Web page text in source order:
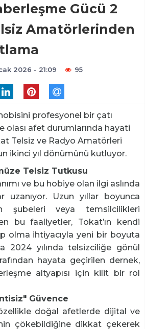
Gücü 2
Amatörlerinden
2026 - 21:09 95
profesyonel bir çatı
olası afet durumlarında hayati
Telsiz ve Radyo Amatörleri
ikinci yıl dönümünü kutluyor.
Telsiz Tutkusu
ve bu hobiye olan ilgi aslında
uzanıyor. Uzun yıllar boyunca
şubeleri veya temsilcilikleri
bu faaliyetler, Tokat’ın kendi
olma ihtiyacıyla yeni bir boyuta
2024 yılında telsizciliğe gönül
hayata geçirilen dernek,
altyapısı için kilit bir rol
Güvence
doğal afetlerde dijital ve
çökebildiğine dikkat çekerek